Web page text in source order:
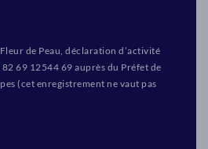
de Peau, déclaration d’activité
69 12544 69 auprès du Préfet de
(cet enregistrement ne vaut pas